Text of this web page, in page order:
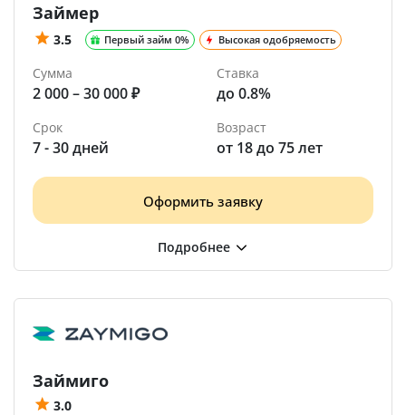
Займер
3.5 Первый займ 0% Высокая одобряемость
Сумма
2 000 – 30 000 ₽
Ставка
до 0.8%
Срок
7 - 30 дней
Возраст
от 18 до 75 лет
Оформить заявку
Займиго
3.0